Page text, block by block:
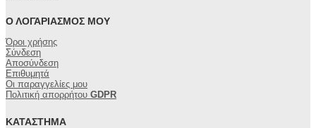
Ο ΛΟΓΑΡΙΑΣΜΌΣ ΜΟΥ
Όροι χρήσης
Σύνδεση
Αποσύνδεση
Επιθυμητά
Οι παραγγελίες μου
Πολιτική απορρήτου GDPR
ΚΑΤΆΣΤΗΜΑ